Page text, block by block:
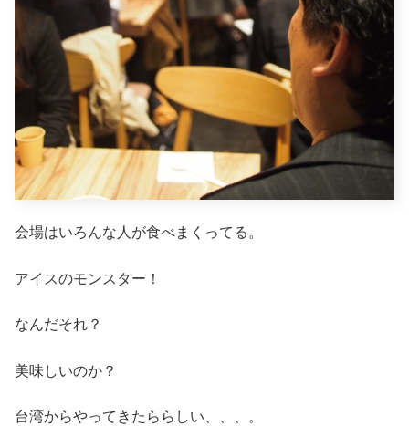
会場はいろんな人が食べまくってる。
アイスのモンスター！
なんだそれ？
美味しいのか？
台湾からやってきたららしい、、、。